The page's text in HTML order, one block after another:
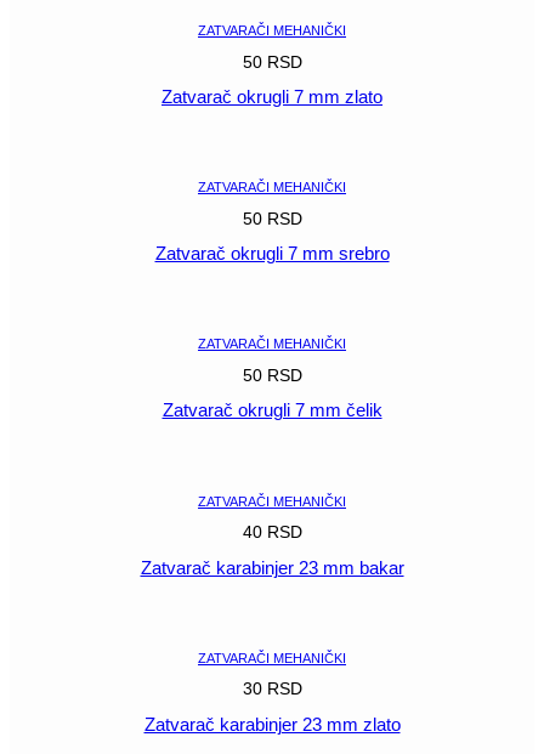
ZATVARAČI MEHANIČKI
50 RSD
Zatvarač okrugli 7 mm zlato
ZATVARAČI MEHANIČKI
50 RSD
Zatvarač okrugli 7 mm srebro
ZATVARAČI MEHANIČKI
50 RSD
Zatvarač okrugli 7 mm čelik
ZATVARAČI MEHANIČKI
40 RSD
Zatvarač karabinjer 23 mm bakar
ZATVARAČI MEHANIČKI
30 RSD
Zatvarač karabinjer 23 mm zlato